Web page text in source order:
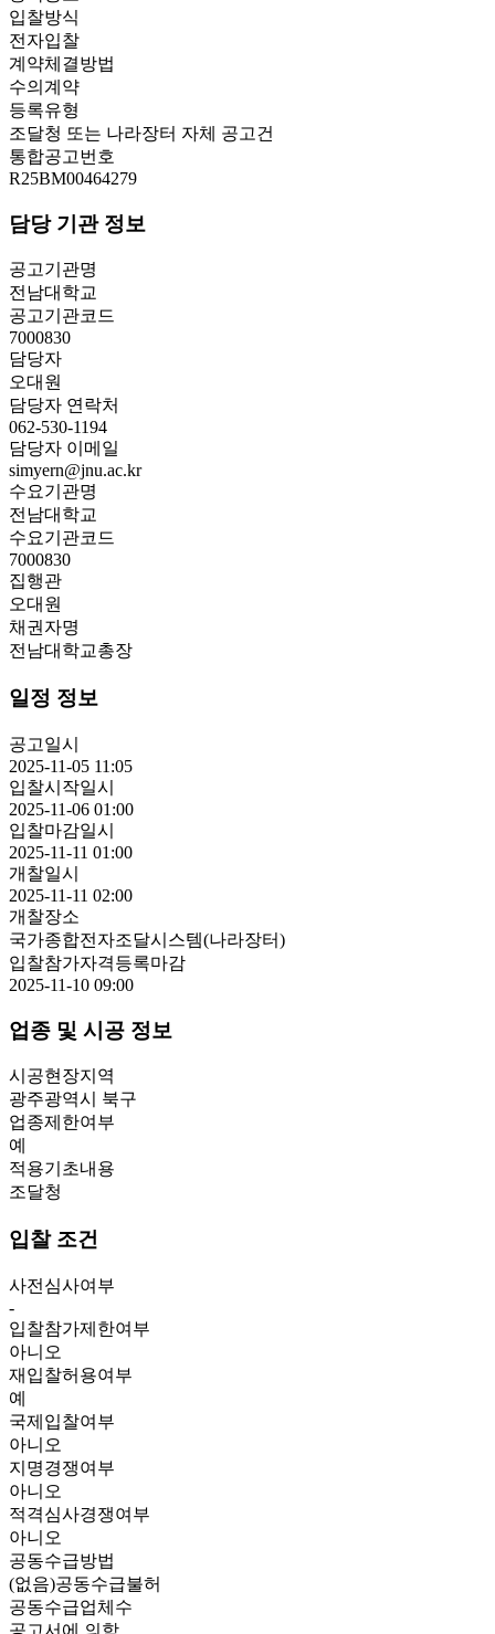
입찰방식
전자입찰
계약체결방법
수의계약
등록유형
조달청 또는 나라장터 자체 공고건
통합공고번호
R25BM00464279
담당 기관 정보
공고기관명
전남대학교
공고기관코드
7000830
담당자
오대원
담당자 연락처
062-530-1194
담당자 이메일
simyern@jnu.ac.kr
수요기관명
전남대학교
수요기관코드
7000830
집행관
오대원
채권자명
전남대학교총장
일정 정보
공고일시
2025-11-05 11:05
입찰시작일시
2025-11-06 01:00
입찰마감일시
2025-11-11 01:00
개찰일시
2025-11-11 02:00
개찰장소
국가종합전자조달시스템(나라장터)
입찰참가자격등록마감
2025-11-10 09:00
업종 및 시공 정보
시공현장지역
광주광역시 북구
업종제한여부
예
적용기초내용
조달청
입찰 조건
사전심사여부
-
입찰참가제한여부
아니오
재입찰허용여부
예
국제입찰여부
아니오
지명경쟁여부
아니오
적격심사경쟁여부
아니오
공동수급방법
(없음)공동수급불허
공동수급업체수
공고서에 의함